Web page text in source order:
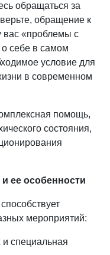
обращаться за
обращение к
вас «проблемы с
о себе в самом
условие для
в современном
помощь,
состояния,
ее особенности
мероприятий:
специальная